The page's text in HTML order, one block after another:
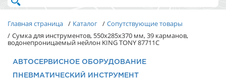
Главная страница / Каталог / Сопутствующие товары
/ Сумка для инструментов, 550х285х370 мм, 39 карманов,
водонепроницаемый нейлон KING TONY 87711C
АВТОСЕРВИСНОЕ ОБОРУДОВАНИЕ
ПНЕВМАТИЧЕСКИЙ ИНСТРУМЕНТ